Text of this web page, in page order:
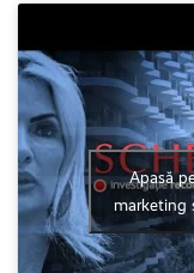
Apasă
marketing